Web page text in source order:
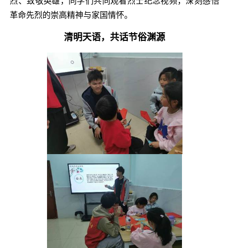
革命先烈的崇高精神与家国情怀。
清明天语，共话节俗渊源